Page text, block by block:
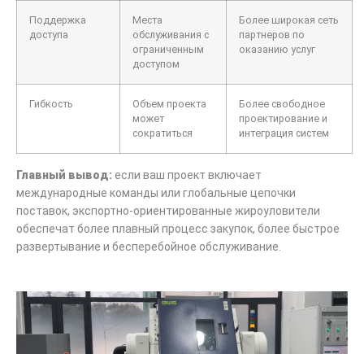
Поддержка
доступа
Места
обслуживания с
ограниченным
доступом
Более широкая сеть
партнеров по
оказанию услуг
Гибкость
Объем проекта
может
сократиться
Более свободное
проектирование и
интеграция систем
Главный вывод: если ваш проект включает
международные команды или глобальные цепочки
поставок, экспортно-ориентированные жироуловители
обеспечат более плавный процесс закупок, более быстрое
развертывание и бесперебойное обслуживание.